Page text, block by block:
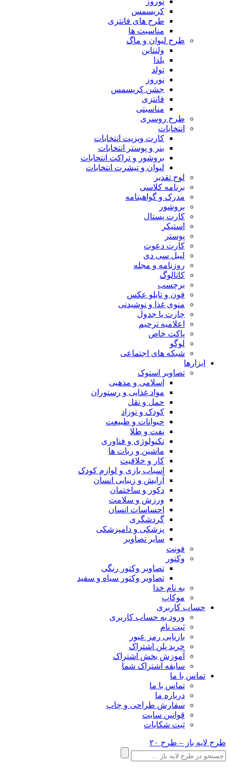
کریسمس
طرح های فانتزی
مناسبت ها
طرح لیوان و ماگ
ولنتاین
یلدا
تولد
نوروز
جشن کریسمس
فانتزی
مناسبتی
طرح روسری
انتخابات
کارت ویزیت انتخابات
بنر و پوستر انتخابات
بروشور و تراکت انتخابات
لیوان و تیشرت انتخابات
لوح تقدیر
برنامه کلاسی
مدرک و گواهینامه
بروشور
کارت پستال
استیکر
پوستر
کارت دعوت
لیبل سی دی
روزنامه و مجله
کاتالوگ
برچسب
فون و تابلو عکس
منوی غذا و نوشیدنی
چارت یا جدول
اعلاميه ترحيم
پاکت خاص
لوگو
شبکه های اجتماعی
ابزارها
تصاویر استوک
اسلامی و مذهبی
مواد غذایی و رستوران
حمل و نقل
کودک و نوزاد
حیوانات و طبیعت
نفت و طلا
تکنولوژی و فناوری
ماشین و ربات ها
کار و خلاقیت
اسباب بازی و لوازم کودک
آرایش و زیبایی انسان
دکور و ساختمان
ورزش و سلامت
احساسات انسان
گردشگری
پزشکی و دامپزشکی
سایر تصاویر
فونت
وکتور
تصاویر وکتور رنگی
تصاویر وکتور سیاه و سفید
به نام خدا
موکاپ
حساب کاربری
ورود به حساب کاربری
ثبت نام
بازیابی رمز عبور
خرید پلن اشتراک
آموزش بخش اشتراک
سابقه اشتراک شما
تماس با ما
تماس با ما
درباره ما
سفارش طراحی و چاپ
قوانین سایت
ثبت شکایات
طرح لایه باز – طرح ۲۰